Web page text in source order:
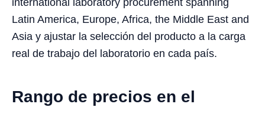
international laboratory procurement spanning
Latin America, Europe, Africa, the Middle East and
Asia y ajustar la selección del producto a la carga
real de trabajo del laboratorio en cada país.
Rango de precios en el